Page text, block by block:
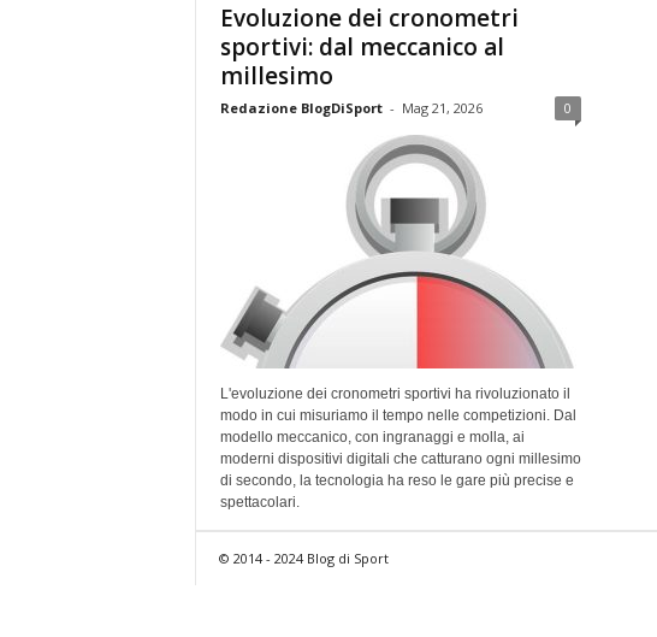
Evoluzione dei cronometri
sportivi: dal meccanico al
millesimo
Redazione BlogDiSport - Mag 21, 2026 0
L'evoluzione dei cronometri sportivi ha rivoluzionato il
modo in cui misuriamo il tempo nelle competizioni. Dal
modello meccanico, con ingranaggi e molla, ai
moderni dispositivi digitali che catturano ogni millesimo
di secondo, la tecnologia ha reso le gare più precise e
spettacolari.
© 2014 - 2024 Blog di Sport